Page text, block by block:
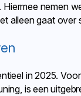
Hiermee
alleen gaat
in 2025.
is een